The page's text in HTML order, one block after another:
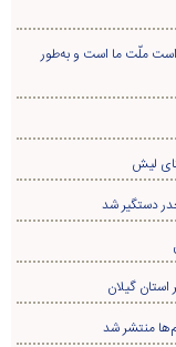
خواست ملّت ما است و به‌طور
لیش
استان گیلان
منتشر شد